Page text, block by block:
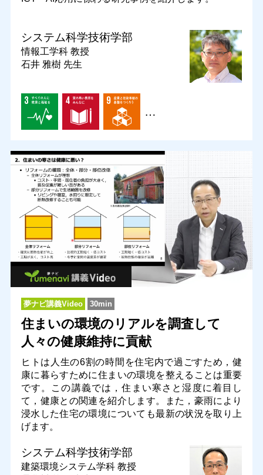
システム科学技術学部
情報工学科 教授
石井 雅樹 先生
…
夢ナビ講義Video 30min
住まいの環境のリアルを調査して
人々の健康維持に貢献
ヒトは人生の6割の時間を住宅内で過ごすため，健
康に暮らすために住まいの環境を整えることは重要
です。この講義では，住まい寒さと湿度に着目し
て，健康との関連を紹介します。また，豪雨により
浸水した住宅の環境についても最新の状況を取り上
げます。
システム科学技術学部
建築環境システム学科 教授